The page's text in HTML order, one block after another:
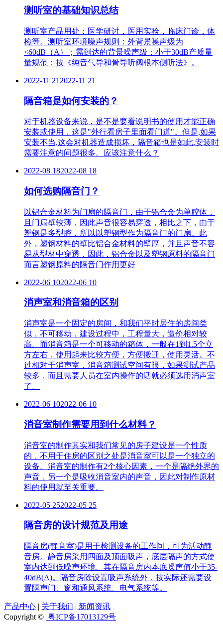
测听室的基础知识总结
测听室产品用处：医学研讨，医用实验，临床门诊，体
检等。测听室环境噪声规则：外背景噪声级为
<60dB（A）；需到达的背景噪声级：小于30dB产质量
量规范：按《纯音气导和骨导听阀根本侧听法》。
2022-11 21 2022-11 21
隔音箱是如何安装的？
对于机器设备来说，是不是要看说明书的使用才能正确
安装或使用，这是"外行看房子里面看门道"。但是,如果
安装不当,这会对机器造成损坏，隔音箱也是如此.安装时
需要注意的问题很多。应该注意什么？
2022-08 182022-08 18
如何选购隔音门？
以铝合金材料为门扇的隔音门，由于铝合金为单腔体，
且门扇壁较薄，因此声音很容易穿透，相比之下，由于
塑钢是多型腔，所以以塑钢型作为隔音门的门扇。此
外，塑钢材料的壁比铝合金材料的壁厚，并且声音不容
易从型材中穿透，因此，铝合金以及塑钢原料的隔音门
而言塑钢原料的隔音门作用更好
2022-06 102022-06 10
消声室和消音箱的区别
消声室是一个固定的房间，和我们平时居住的房间类
似，不可移动，建设过程中，工程量大，造价相对较
高。而消音箱是一个可移动的箱体，一般在1到1.5个立
方左右，使用起来比较方便，方便搬迁，使用灵活。不
过相对于消声室，消音箱测试空间有限，如果测试产品
较多，而且需要人员在室内操作的话就必须选用消声室
了。
2022-06 102022-06 10
消音室制作需要用到什么材料？
消音室的制作其实和我们常见的房子建设是一个性质
的，不用于住房的区别之处是消音室可以是一个独立的
设备。消音室的制作有2个核心因素，一个是隔绝外界的
声音，另一个是吸收消音室内的声音，因此对制作原材
料的使用就至关重要。
2022-05 252022-05 25
隔音房的设计规范及用途
隔音房(静音室)是用于检测设备的工作间，可为活动静
音房。静音房采用四面及顶面吸声，底层隔声的方式使
室内达到低噪声环境。其在隔音房内本底噪声值小于35-
40dB(A)。隔音房除设置吸声系统外，按实际还需要设
置隔声门、窗和通风系统、电气系统等。
产品中心 | 关于我们 | 新闻资讯
Copyright © 粤ICP备17013129号